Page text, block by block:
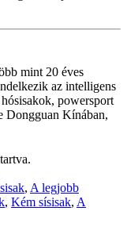
mint 20 éves
az intelligens
powersport
Dongguan Kínában,
, A legjobb
, Kém sísisak, A